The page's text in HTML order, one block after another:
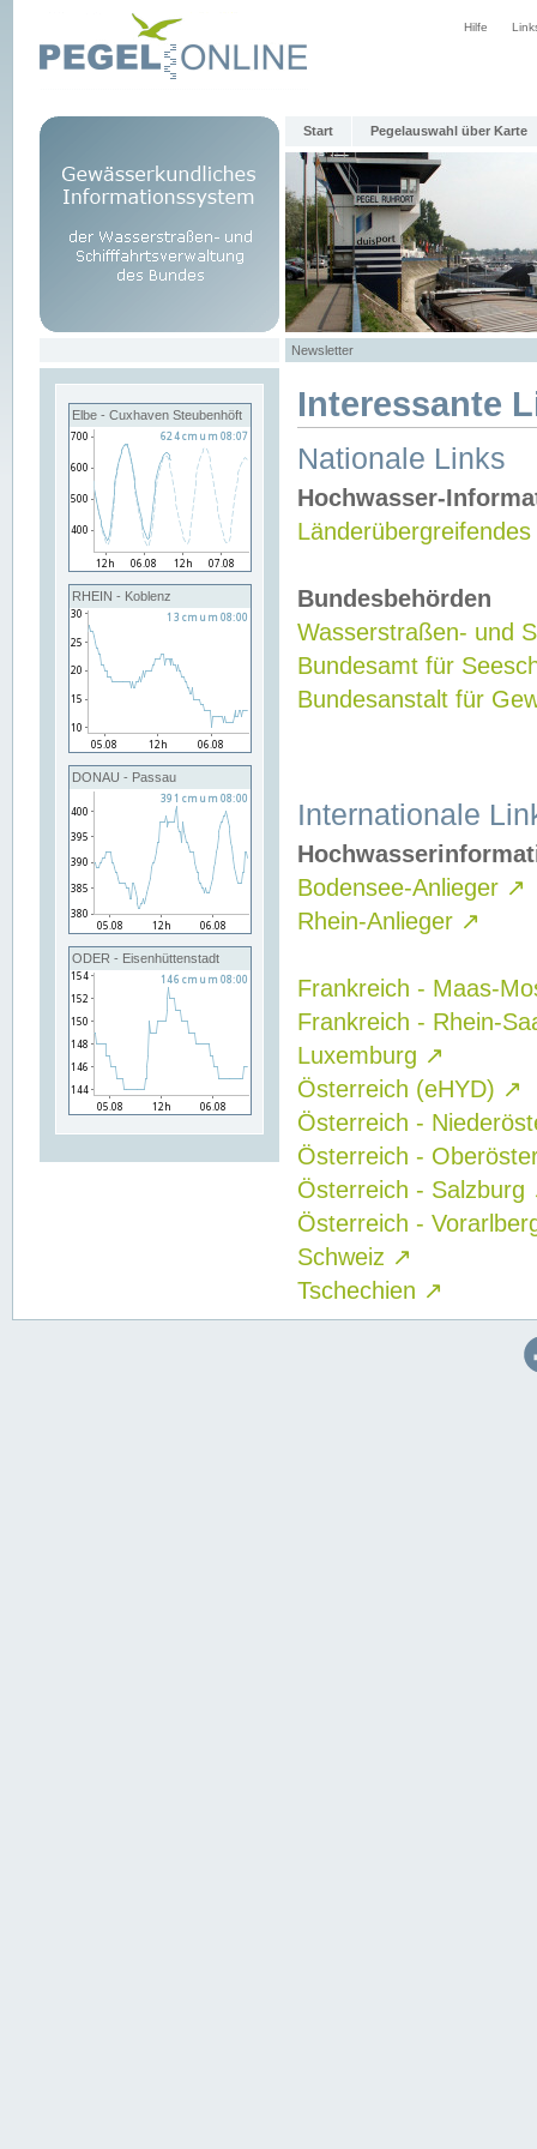
Hilfe
Start Pegelauswahl über Karte
Newsletter
Elbe - Cuxhaven Steubenhöft
RHEIN - Koblenz
DONAU - Passau
ODER - Eisenhüttenstadt
Interessante
Nationale Links
Hochwasser-
Bundesbehörden
Wasserstraßen- und
Bundesamt für
Bundesanstalt für
Internationale
Bodensee-Anlieger ↗
Rhein-Anlieger ↗
Frankreich - Maas-
Frankreich - Rhein-
Luxemburg ↗
Österreich (eHYD) ↗
Österreich -
Österreich -
Österreich - Salzburg
Österreich -
Schweiz ↗
Tschechien ↗